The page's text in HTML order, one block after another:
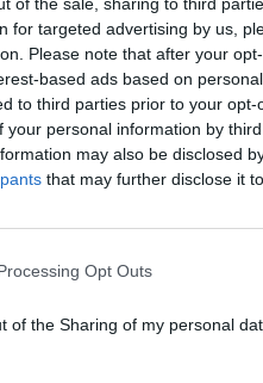
for targeted advertising by us,
Please note that after your
based ads based on
to third parties prior to your
your personal information by
may also be disclosed
that may further disclose it
Opt Outs
of the Sharing of my personal
link για το κανάλι των